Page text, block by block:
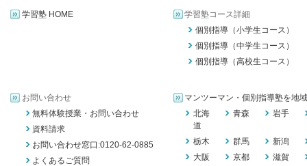
学習塾 HOME
学習塾コース詳細
個別指導（小学生コース）
個別指導（中学生コース）
個別指導（高校生コース）
お問い合わせ
無料体験授業・お問い合わせ
資料請求
お問い合わせ窓口:0120-62-0885
よくあるご質問
マンツーマン・個別指導塾を地
北海
道
青森 岩手
栃木 群馬
新潟
大阪
京都 滋賀